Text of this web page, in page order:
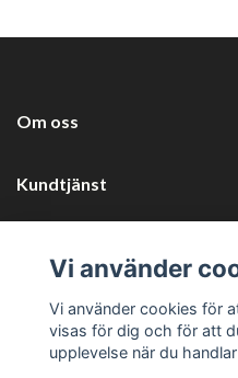
Om oss
Kundtjänst
Sociala medier
Vi använder
Vi använder cookies för
visas för dig och för att
upplevelse när du